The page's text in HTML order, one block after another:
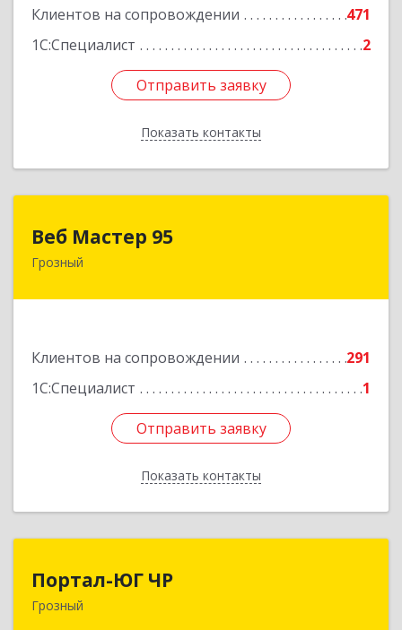
Клиентов на сопровождении
471
1С:Специалист
2
Отправить заявку
Показать контакты
Отправить заявку
Назад
Веб Мастер 95
Грозный
Клиентов на сопровождении
291
1С:Специалист
1
Отправить заявку
Показать контакты
Подробнее
Отправить заявку
Назад
Портал-ЮГ ЧР
Грозный
364906, Чеченская Респ, Грозный г, Путина пр-